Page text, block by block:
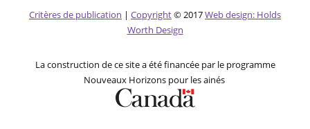
Critères de publication | Copyright© 2017Web design: Holds
Worth Design
La construction de ce site a été financée par le programme
Nouveaux Horizons pour les ainés